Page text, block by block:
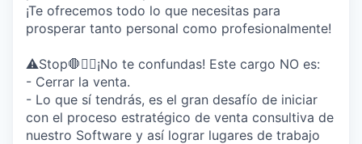
¡Te ofrecemos todo lo que necesitas para
prosperar tanto personal como profesionalmente!
⚠️Stop🛑✋🏼¡No te confundas! Este cargo NO es:
- Cerrar la venta.
- Lo que sí tendrás, es el gran desafío de iniciar
con el proceso estratégico de venta consultiva de
nuestro Software y así lograr lugares de trabajo